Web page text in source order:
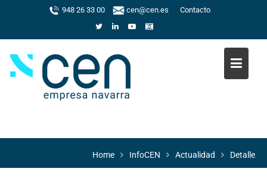
948 26 33 00 cen@cen.es Contacto
Home InfoCEN Actualidad Detalle